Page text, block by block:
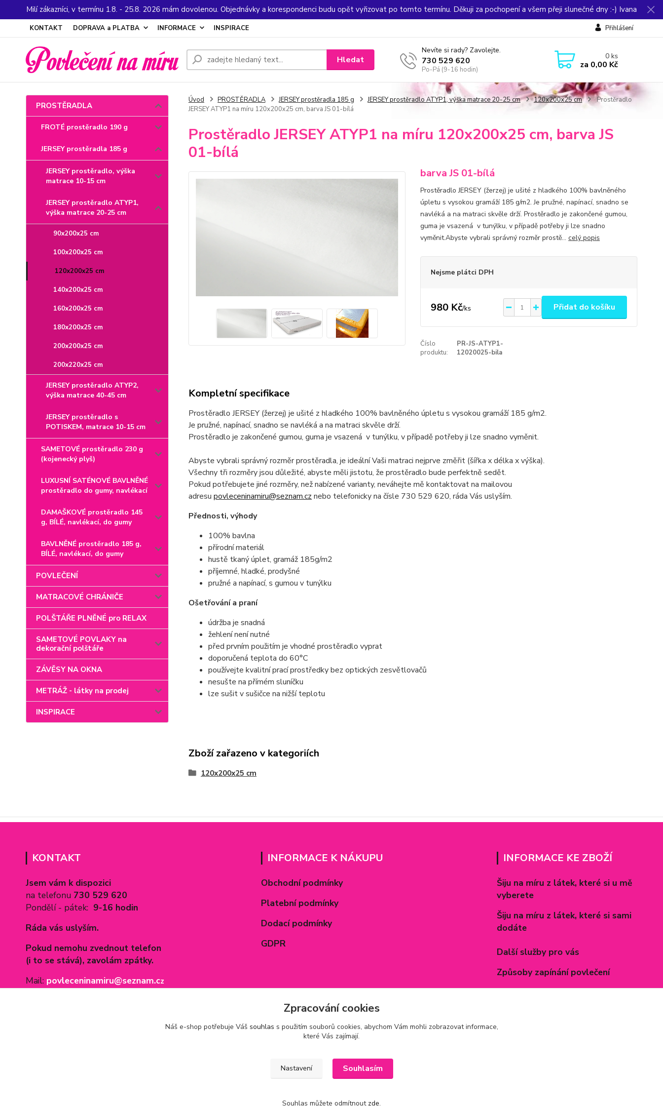
Milí zákazníci, v termínu 1.8. - 25.8. 2026 mám dovolenou. Objednávky a korespondenci budu opět vyřizovat po tomto termínu. Děkuji za pochopení a všem přeji slunečné dny :-) Ivana
KONTAKT DOPRAVA a PLATBA INFORMACE INSPIRACE Přihlášení
Hledat
Nevíte si rady? Zavolejte.
730 529 620
Po-Pá (9-16 hodin)
0ks
za 0,00 Kč
PROSTĚRADLA
FROTÉ prostěradlo 190 g
JERSEY prostěradla 185 g
JERSEY prostěradlo, výška
matrace 10-15 cm
JERSEY prostěradlo ATYP1,
výška matrace 20-25 cm
90x200x25 cm
100x200x25 cm
120x200x25 cm
140x200x25 cm
160x200x25 cm
180x200x25 cm
200x200x25 cm
200x220x25 cm
JERSEY prostěradlo ATYP2,
výška matrace 40-45 cm
JERSEY prostěradlo s
POTISKEM, matrace 10-15 cm
SAMETOVÉ prostěradlo 230 g
(kojenecký plyš)
LUXUSNÍ SATÉNOVÉ BAVLNĚNÉ
prostěradlo do gumy, navlékací
DAMAŠKOVÉ prostěradlo 145
g, BÍLÉ, navlékací, do gumy
BAVLNĚNÉ prostěradlo 185 g,
BÍLÉ, navlékací, do gumy
POVLEČENÍ
MATRACOVÉ CHRÁNIČE
POLŠTÁŘE PLNĚNÉ pro RELAX
SAMETOVÉ POVLAKY na
dekorační polštáře
ZÁVĚSY NA OKNA
METRÁŽ - látky na prodej
INSPIRACE
Úvod PROSTĚRADLA JERSEY prostěradla 185 g JERSEY prostěradlo ATYP1, výška matrace 20-25 cm 120x200x25 cm
Prostěradlo
JERSEY ATYP1 na míru 120x200x25 cm, barva JS 01-bílá
Prostěradlo JERSEY ATYP1 na míru 120x200x25 cm, barva JS
01-bílá
barva JS 01-bílá
Prostěradlo JERSEY (žerzej) je ušité z hladkého 100% bavlněného
úpletu s vysokou gramáží 185 g/m2. Je pružné, napínací, snadno se
navléká a na matraci skvěle drží. Prostěradlo je zakončené gumou,
guma je vsazená v tunýlku, v případě potřeby ji lze snadno
vyměnit.Abyste vybrali správný rozměr prostě... celý popis
Nejsme plátci DPH
980 Kč/ks Přidat do košíku
Číslo
produktu:
PR-JS-ATYP1-
12020025-bila
Kompletní specifikace
Prostěradlo JERSEY (žerzej) je ušité z hladkého 100% bavlněného úpletu s vysokou gramáží 185 g/m2.
Je pružné, napínací, snadno se navléká a na matraci skvěle drží.
Prostěradlo je zakončené gumou, guma je vsazená v tunýlku, v případě potřeby ji lze snadno vyměnit.
Abyste vybrali správný rozměr prostěradla, je ideální Vaši matraci nejprve změřit (šířka x délka x výška).
Všechny tři rozměry jsou důležité, abyste měli jistotu, že prostěradlo bude perfektně sedět.
Pokud potřebujete jiné rozměry, než nabízené varianty, neváhejte mě kontaktovat na mailovou
adresu povleceninamiru@seznam.cz nebo telefonicky na čísle 730 529 620, ráda Vás uslyším.
Přednosti, výhody
100% bavlna
přírodní materiál
hustě tkaný úplet, gramáž 185g/m2
příjemné, hladké, prodyšné
pružné a napínací, s gumou v tunýlku
Ošetřování a praní
údržba je snadná
žehlení není nutné
před prvním použitím je vhodné prostěradlo vyprat
doporučená teplota do 60°C
používejte kvalitní prací prostředky bez optických zesvětlovačů
nesušte na přímém sluníčku
lze sušit v sušičce na nižší teplotu
Zboží zařazeno v kategoriích
120x200x25 cm
KONTAKT
Jsem vám k dispozici
na telefonu 730 529 620
Pondělí - pátek: 9-16 hodin
Ráda vás uslyším.
Pokud nemohu zvednout telefon
(i to se stává), zavolám zpátky.
Mail: povleceninamiru@seznam.cz
INFORMACE K NÁKUPU
Obchodní podmínky
Platební podmínky
Dodací podmínky
GDPR
INFORMACE KE ZBOŽÍ
Šiju na míru z látek, které si u mě
vyberete
Šiju na míru z látek, které si sami
dodáte
Další služby pro vás
Způsoby zapínání povlečení
Rozměry prostěradel
Zpracování cookies
Náš e-shop potřebuje Váš souhlas s použitím souborů cookies, abychom Vám mohli zobrazovat informace,
které Vás zajímají.
Nastavení Souhlasím
Souhlas můžete odmítnout zde.